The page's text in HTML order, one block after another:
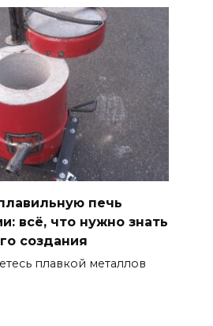
печь
всё, что нужно знать
создания
плавкой металлов